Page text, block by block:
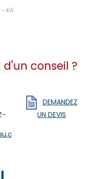
KA
d'un conseil ?
DEMANDEZ
UN DEVIS